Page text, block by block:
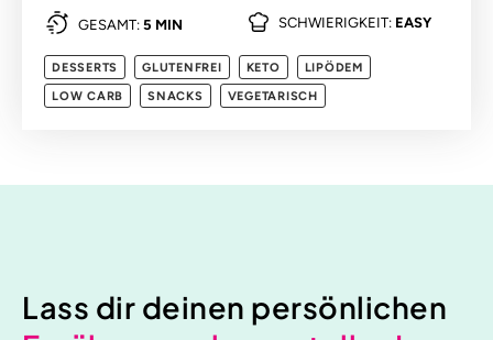
GESAMT: 5 MIN SCHWIERIGKEIT: EASY
DESSERTS GLUTENFREI KETO
LIPÖDEM
LOW CARB
SNACKS VEGETARISCH
Lass dir deinen persönlichen